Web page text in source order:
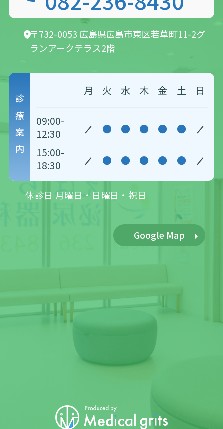
〒732-0053 広島県広島市東区若草町11-2グ
ランアークテラス2階
診療案内
月 火 水 木 金 土 日
09:00-
12:30
● ● ● ●
●
15:00-
18:30
● ● ● ● ●
休診日 月曜日・日曜日・祝日
Google Map